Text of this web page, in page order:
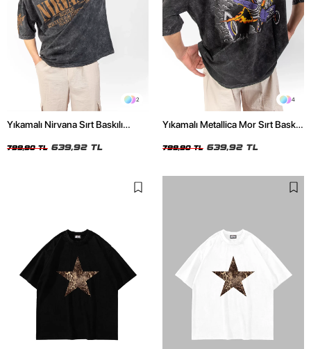
2
Yıkamalı Nirvana Sırt Baskılı
799,90 TL 639,92 TL
4
Yıkamalı Metallica Mor Sırt Baskılı
799,90 TL 639,92 TL